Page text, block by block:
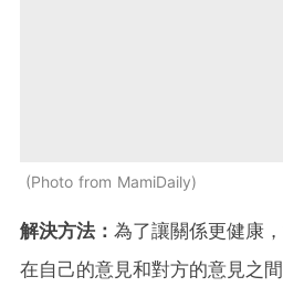
Photo from MamiDaily
解決方法： 為了讓關係更健康
在自己的意見和對方的意見之